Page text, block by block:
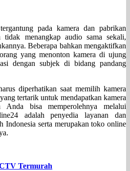
pada kamera dan pabrikan
tidak menangkap audio sama sekali,
Beberapa bahkan mengaktifkan
yang menonton kamera di ujung
dengan subjek di bidang pandang
diperhatikan saat memilih kamera
tertarik untuk mendapatkan kamera
Anda bisa memperolehnya melalui
adalah penyedia layanan dan
Indonesia serta merupakan toko online
Termurah